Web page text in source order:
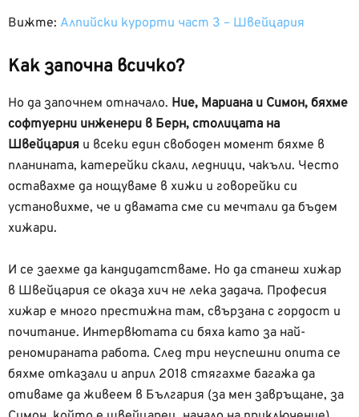
Вижте: Алпийски курорти част 3 – Швейцария
Как започна всичко?
Но да започнем отначало. Ние, Мариана и Симон, бяхме
софтуерни инженери в Берн, столицата на
Швейцария и всеки един свободен момент бяхме в
планината, катерейки скали, ледници, чакъли. Често
оставахме да нощуваме в хижи и говорейки си
установихме, че и двамата сме си мечтали да бъдем
хижари.
И се заехме да кандидатстваме. Но да станеш хижар
в Швейцария се оказа хич не лека задача. Професия
хижар е много престижна там, свързана с гордост и
почитание. Интервютата си бяха като за най-
реномираната работа. След три неуспешни опита се
бяхме отказали и април 2018 стягахме багажа да
отиваме да живеем в България (за мен завръщане, за